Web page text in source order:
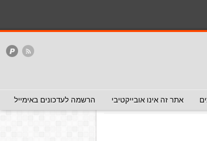
אתר זה אינו אובייקטיבי הרשמה לעדכונים באימייל
- אפשר להעביר
המלצה - לכאן ולכאן